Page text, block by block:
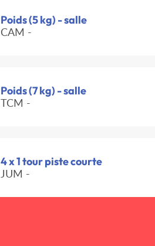
Poids (5 kg) - salle
CAM -
Poids (7 kg) - salle
TCM -
4 x 1 tour piste courte
JUM -